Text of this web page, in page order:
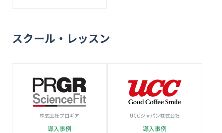
スクール・レッスン
株式会社プロギア
導入事例
UCCジャパン株式会社
導入事例